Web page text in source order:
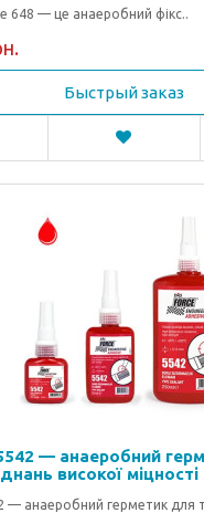
648 — це анаеробний фікс..
Быстрый заказ
— анаеробний
високої міцності
— анаеробний герметик для